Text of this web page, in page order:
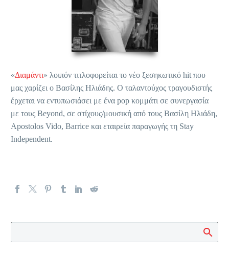
«Διαμάντι» λοιπόν τιτλοφορείται το νέο ξεσηκωτικό hit που
μας χαρίζει ο Βασίλης Ηλιάδης. Ο ταλαντούχος τραγουδιστής
έρχεται να εντυπωσιάσει με ένα pop κομμάτι σε συνεργασία
με τους Beyond, σε στίχους/μουσική από τους Βασίλη Ηλιάδη,
Apostolos Vido, Barrice και εταιρεία παραγωγής τη Stay
Independent.